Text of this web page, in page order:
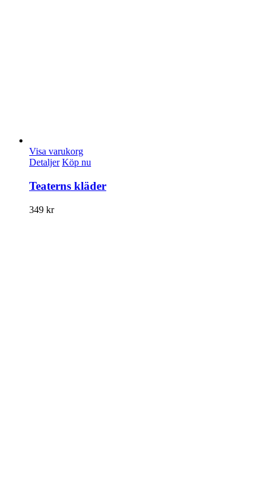
Visa varukorg
Detaljer Köp nu
Teaterns kläder
349 kr